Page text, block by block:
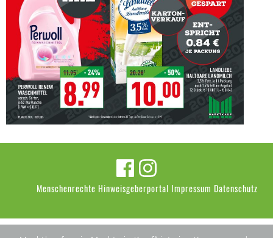
Menschenrechte Hinweisgeberportal Impressum Datenschutz